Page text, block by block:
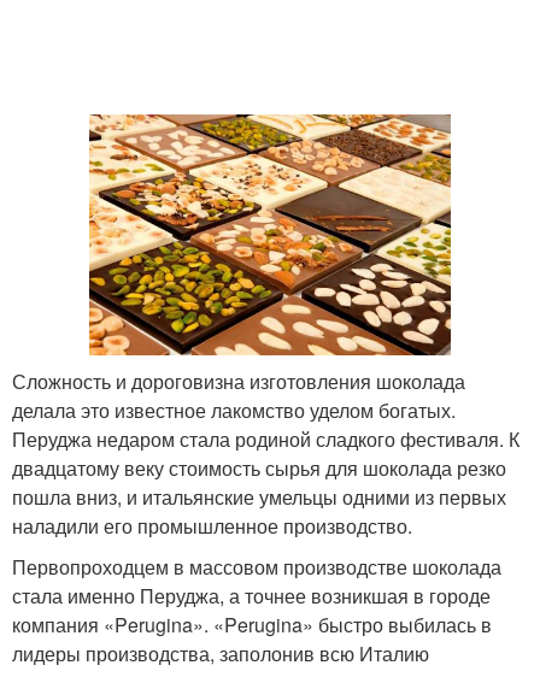
Сложность и дороговизна изготовления шоколада
делала это известное лакомство уделом богатых.
Перуджа недаром стала родиной сладкого фестиваля. К
двадцатому веку стоимость сырья для шоколада резко
пошла вниз, и итальянские умельцы одними из первых
наладили его промышленное производство.
Первопроходцем в массовом производстве шоколада
стала именно Перуджа, а точнее возникшая в городе
компания «Perugina». «Perugina» быстро выбилась в
лидеры производства, заполонив всю Италию